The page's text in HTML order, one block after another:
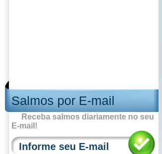
Salmos por E-mail
Receba salmos diariamente no seu
E-mail!